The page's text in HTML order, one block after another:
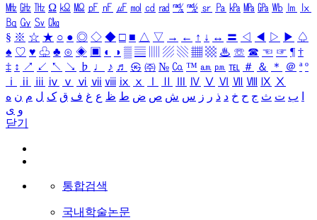
㎒ ㎓ ㎔ Ω ㏀ ㏁ ㎊ ㎋ ㎌ ㏖ ㏅ ㎭ ㎮ ㎯ ㏛ ㎩ ㎪ ㎫ ㎬ ㏝ ㏐
㏓
㏃ ㏉ ㏜ ㏆
§ ※ ☆ ★ ○ ● ◎ ◇ ◆ □ ■ △ ▽ → ← ↑ ↓ ↔ 〓 ◁ ◀ ▷ ▶ ♤
♠ ♡ ♥ ♧ ♣ ⊙ ◈ ▣ ◐ ◑ ▒ ▤ ▨ ▧ ▦ ▩ ♨ ☏ ☎ ☜ ☞ ¶ †
‡ ↕ ↗ ↙ ↖ ↘ ♭ ♩ ♪ ♬ ㉿ ㈜ № ㏇ ™ ㏂ ㏘ ℡ ＃ ＆ ＊ ＠ ª º
ⅰ
ⅱ ⅲ ⅳ ⅴ ⅵ ⅶ ⅷ ⅸ ⅹ Ⅳ Ⅴ Ⅵ Ⅶ Ⅷ Ⅸ Ⅹ
ب ت ث ج ح خ د ذ ر ز س ش ص ض ط ظ ع غ ف ق ک ل م ن ه
و ی
닫기
통합검색
국내학술논문